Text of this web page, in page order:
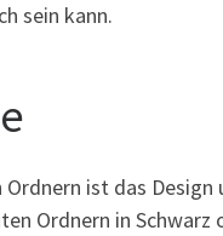
sein kann.
ist das
Ordnern in